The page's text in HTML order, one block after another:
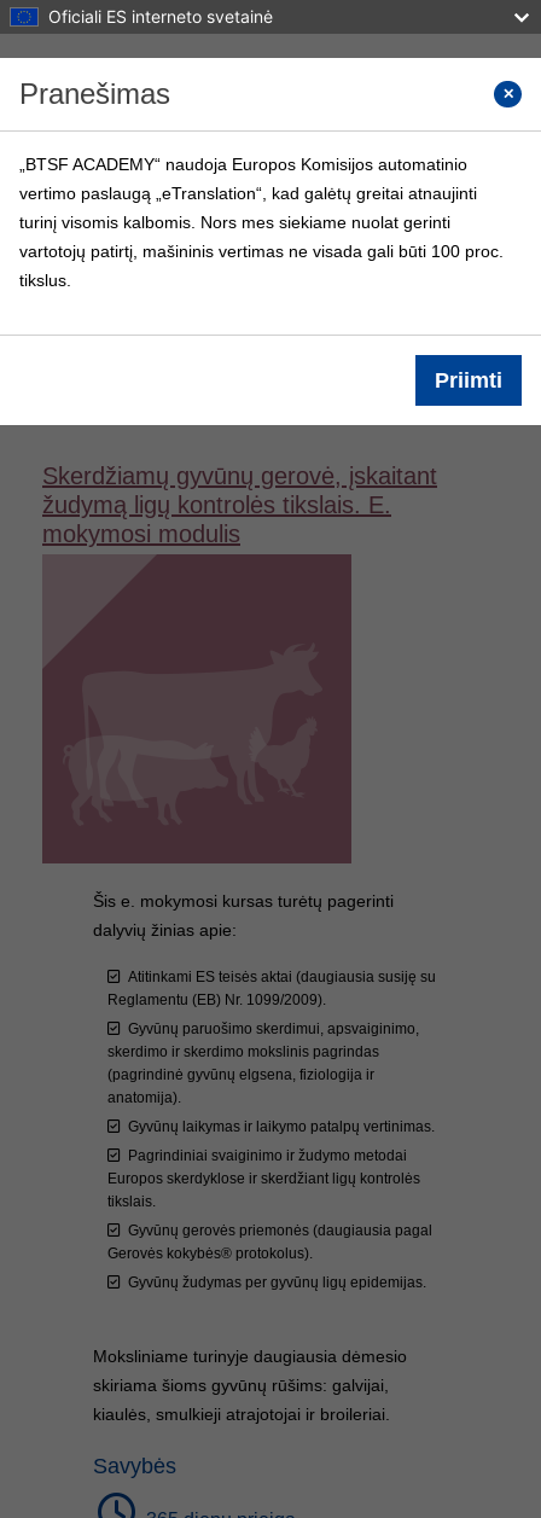
Oficiali ES interneto svetainė
BTSF ACADEMY
Pagrindinis BTSF kursai Informacija
Skerdžiamų gyvūnų gerovė, įskaitant
žudymą ligų kontrolės tikslais. E.
mokymosi modulis
Šis e. mokymosi kursas turėtų pagerinti
dalyvių žinias apie:
Atitinkami ES teisės aktai (daugiausia susiję su
Reglamentu (EB) Nr. 1099/2009).
Gyvūnų paruošimo skerdimui, apsvaiginimo,
skerdimo ir skerdimo mokslinis pagrindas
(pagrindinė gyvūnų elgsena, fiziologija ir
anatomija).
Gyvūnų laikymas ir laikymo patalpų vertinimas.
Pagrindiniai svaiginimo ir žudymo metodai
Europos skerdyklose ir skerdžiant ligų kontrolės
tikslais.
Gyvūnų gerovės priemonės (daugiausia pagal
Gerovės kokybės® protokolus).
Gyvūnų žudymas per gyvūnų ligų epidemijas.
Moksliniame turinyje daugiausia dėmesio
skiriama šioms gyvūnų rūšims: galvijai,
kiaulės, smulkieji atrajotojai ir broileriai.
Savybės
Pranešimas
„BTSF ACADEMY“ naudoja Europos Komisijos automatinio
vertimo paslaugą „eTranslation“, kad galėtų greitai atnaujinti
turinį visomis kalbomis. Nors mes siekiame nuolat gerinti
vartotojų patirtį, mašininis vertimas ne visada gali būti 100 proc.
tikslus.
Priimti